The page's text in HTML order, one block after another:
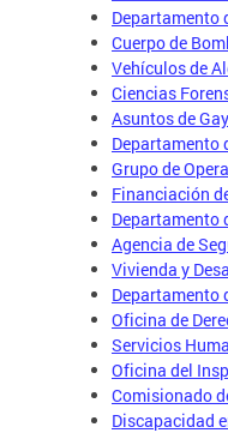
Departamento
Cuerpo de
Vehículos de
Ciencias
Asuntos de
Departamento
Grupo de
Financiación
Departamento
Agencia de
Vivienda y
Departamento
Oficina de
Servicios
Oficina del
Comisionado
Discapacidad